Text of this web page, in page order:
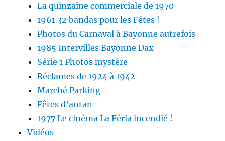
La quinzaine commerciale de 1970
1961 32 bandas pour les Fêtes !
Photos du Carnaval à Bayonne autrefois
1985 Intervilles Bayonne Dax
Série 1 Photos mystère
Réclames de 1924 à 1942
Marché Parking
Fêtes d’antan
1977 Le cinéma La Féria incendié !
Vidéos